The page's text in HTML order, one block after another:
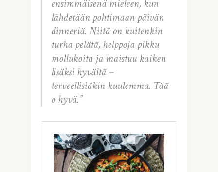
ensimmäisenä mieleen, kun
lähdetään pohtimaan päivän
dinneriä. Niitä on kuitenkin
turha pelätä, helppoja pikku
mollukoita ja maistuu kaiken
lisäksi hyvältä –
terveellisiäkin kuulemma. Tää
o hyvä.”